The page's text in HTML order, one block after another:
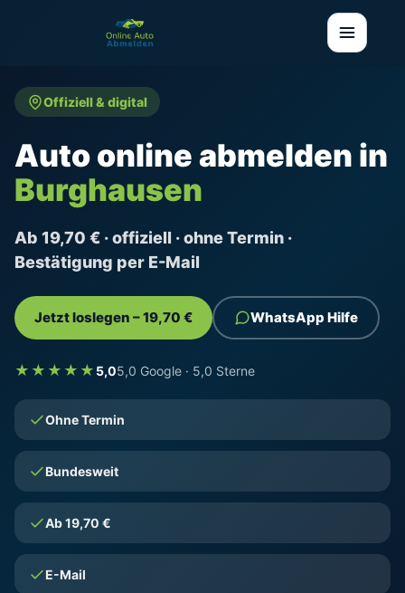
Offiziell & digital
Auto online abmelden in
Burghausen
Ab 19,70 € · offiziell · ohne Termin ·
Bestätigung per E-Mail
Jetzt loslegen – 19,70 € WhatsApp Hilfe
★★★★★ 5,05,0 Google · 5,0 Sterne
Ohne Termin
Bundesweit
Ab 19,70 €
E-Mail